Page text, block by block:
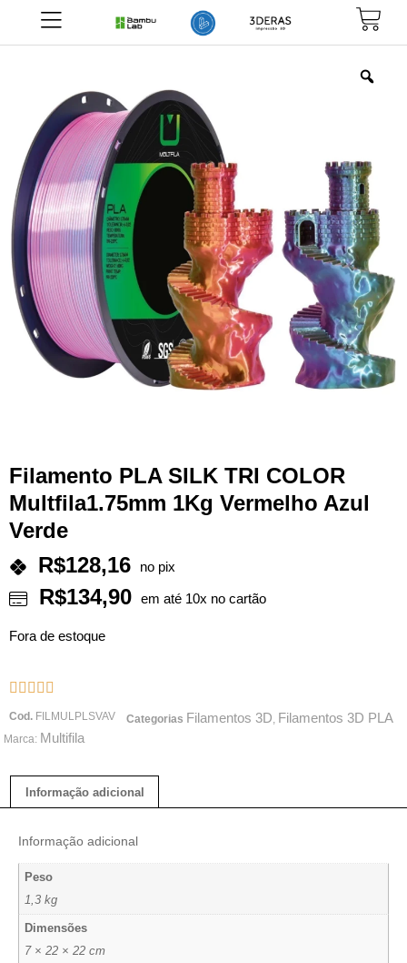
Filamento PLA SILK TRI COLOR
Multfila1.75mm 1Kg Vermelho Azul
Verde
    
Cod. FILMULPLSVAV Categorias Filamentos 3D, Filamentos 3D PLA
Marca: Multifila
R$128,16 no pix
R$134,90 em até 10x no cartão
Fora de estoque
Informação adicional
Informação adicional
Peso
1,3 kg
Dimensões
7 × 22 × 22 cm